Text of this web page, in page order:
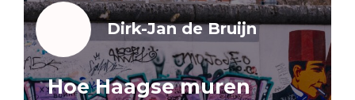
Dirk-Jan de Bruijn
Hoe Haagse muren